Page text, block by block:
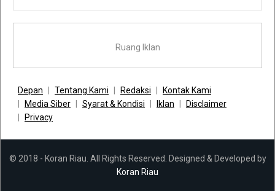
Ruang Iklan
Depan Tentang Kami Redaksi
Kontak Kami
Media Siber
Syarat & Kondisi Iklan
Disclaimer
Privacy
© 2018 - Koran Riau. All Rights Reserved. Designed & Developed by
Koran Riau